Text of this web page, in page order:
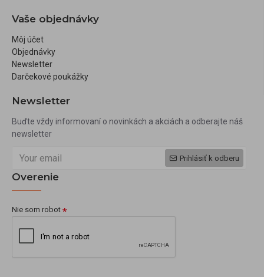
Vaše objednávky
Môj účet
Objednávky
Newsletter
Darčekové poukážky
Newsletter
Buďte vždy informovaní o novinkách a akciách a odberajte náš
newsletter
Prihlásiť k odberu
Overenie
Nie som robot